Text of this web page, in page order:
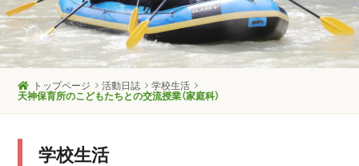
トップページ 活動日誌
学校生活
天神保育所のこどもたちとの交流授業（家庭科）
学校生活